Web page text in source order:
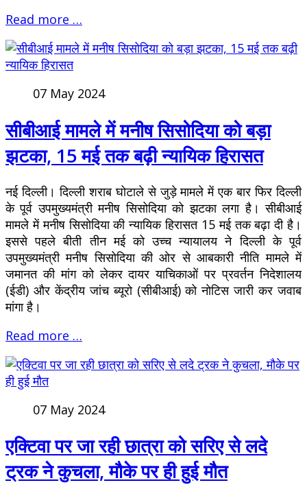
Read more …
07 May 2024
सीबीआई मामले में मनीष सिसोदिया को बड़ा
झटका, 15 मई तक बढ़ी न्यायिक हिरासत
नई दिल्ली। दिल्ली शराब घोटाले से जुड़े मामले में एक बार फिर दिल्ली
के पूर्व उपमुख्यमंत्री मनीष सिसोदिया को झटका लगा है। सीबीआई
मामले में मनीष सिसोदिया की न्यायिक हिरासत 15 मई तक बढ़ा दी है।
इससे पहले बीती तीन मई को उच्च न्यायालय ने दिल्ली के पूर्व
उपमुख्यमंत्री मनीष सिसोदिया की ओर से आबकारी नीति मामले में
जमानत की मांग को लेकर दायर याचिकाओं पर प्रवर्तन निदेशालय
(ईडी) और केंद्रीय जांच ब्यूरो (सीबीआई) को नोटिस जारी कर जवाब
मांगा है।
Read more …
07 May 2024
एक्टिवा पर जा रही छात्रा को सरिए से लदे
ट्रक ने कुचला, मौके पर ही हुई मौत